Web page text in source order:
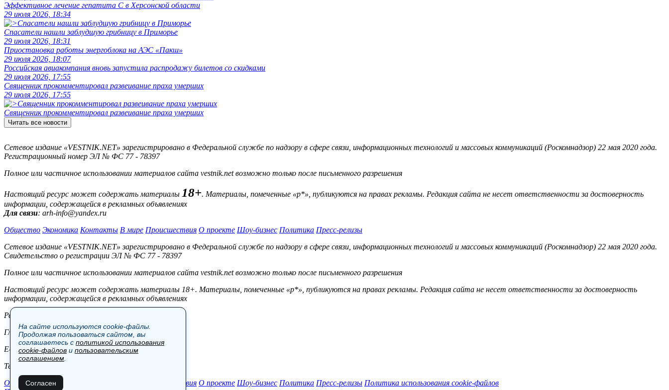
Эффективное лечение гепатита C в Херсонской области
29 июля 2026, 18:34
Спасатели нашли заблудшую грибницу в Приморье
29 июля 2026, 18:31
Приостановка работы энергоблока на АЭС «Пакш»
29 июля 2026, 18:07
Российская авиакомпания вновь запустила распродажу билетов со скидками
29 июля 2026, 17:55
Священник прокомментировал развеивание праха умерших
29 июля 2026, 17:55
Священник прокомментировал развеивание праха умерших
Читать все новости
Сетевое издание «VESTNIK.NET» зарегистрировано в Федеральной службе по надзору в сфере связи, информационных технологий и массовых коммуникаций (Роскомнадзор) 22 мая 2020 года.
Регистрационный номер ЭЛ № ФС 77 - 78397
Полное или частичное использовании материалов сайта vestnik.net возможно только после письменного разрешения
Настоящий ресурс может содержать материалы 18+. Материалы, помеченные «р*», публикуются на правах рекламы. Редакция сайта не несет ответственности за достоверность
информации, содержащейся в рекламных объявлениях
Для связи: arh-info@yandex.ru
Общество Экономика Контакты В мире Происшествия О проекте Шоу-бизнес Политика Пресс-релизы
Сетевое издание «VESTNIK.NET» зарегистрировано в Федеральной службе по надзору в сфере связи, информационных технологий и массовых коммуникаций (Роскомнадзор) 22 мая 2020 года.
Свидетельство о регистрации ЭЛ № ФС 77 - 78397
Полное или частичное использовании материалов сайта vestnik.net возможно только после письменного разрешения
Настоящий ресурс может содержать материалы 18+. Материалы, помеченные «р*», публикуются на правах рекламы. Редакция сайта не несет ответственности за достоверность
информации, содержащейся в рекламных объявлениях
Редакция:
Главный редактор: Боровов М.С.
E-mail: site@vestnik.net, reb.msk@yandex.ru
Тел.: +7 (921) 720-00-97
Общество Экономика Происшествия О проекте Шоу-бизнес Политика Пресс-релизы Политика использования cookie-файлов
На сайте используются cookie-файлы.
Продолжая пользоваться сайтом, вы
соглашаетесь с политикой использования
cookie-файлов и пользовательским
соглашением
Согласен